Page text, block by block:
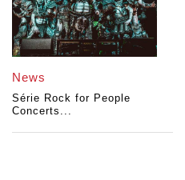
News
Série Rock for People
Concerts...